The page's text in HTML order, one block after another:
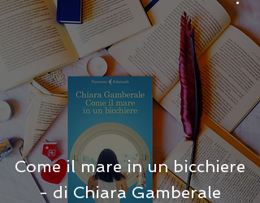
Come il mare in un bicchiere
- di Chiara Gamberale